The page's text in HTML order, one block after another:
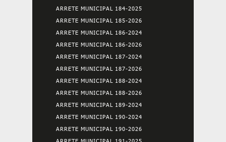
ARRETE MUNICIPAL 184-2025
ARRETE MUNICIPAL 185-2026
ARRETE MUNICIPAL 186-2024
ARRETE MUNICIPAL 186-2026
ARRETE MUNICIPAL 187-2024
ARRETE MUNICIPAL 187-2026
ARRETE MUNICIPAL 188-2024
ARRETE MUNICIPAL 188-2026
ARRETE MUNICIPAL 189-2024
ARRETE MUNICIPAL 190-2024
ARRETE MUNICIPAL 190-2026